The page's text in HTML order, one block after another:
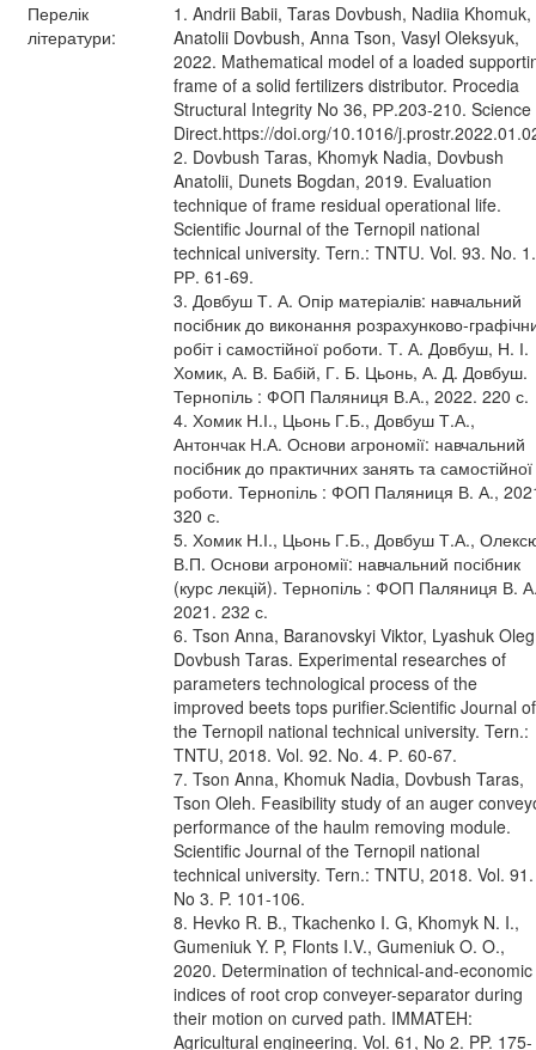
Перелік
літератури:
1. Andrii Babii, Taras Dovbush, Nadiia Khomuk,
Anatolii Dovbush, Anna Tson, Vasyl Oleksyuk,
2022. Mathematical model of a loaded
frame of a solid fertilizers distributor. Procedia
Structural Integrity No 36, РР.203-210. Science
Direct.https://doi.org/10.1016/
2. Dovbush Taras, Khomyk Nadia, Dovbush
Anatolii, Dunets Bogdan, 2019. Evaluation
technique of frame residual operational life.
Scientific Journal of the Ternopil national
technical university. Tern.: TNTU. Vol. 93. No. 1.
РР. 61-69.
3. Довбуш Т. А. Опір матеріалів: навчальний
посібник до виконання розрахунково-
робіт і самостійної роботи. Т. А. Довбуш, Н. І.
Хомик, А. В. Бабій, Г. Б. Цьонь, А. Д. Довбуш.
Тернопіль : ФОП Паляниця В.А., 2022. 220 с.
4. Хомик Н.І., Цьонь Г.Б., Довбуш Т.А.,
Антончак Н.А. Основи агрономії: навчальний
посібник до практичних занять та самостійної
роботи. Тернопіль : ФОП Паляниця В. А.,
320 с.
5. Хомик Н.І., Цьонь Г.Б., Довбуш Т.А.,
В.П. Основи агрономії: навчальний посібник
(курс лекцій). Тернопіль : ФОП Паляниця В.
2021. 232 с.
6. Tson Anna, Baranovskyi Viktor, Lyashuk
Dovbush Taras. Experimental researches of
parameters technological process of the
improved beets tops purifier.Scientific Journal of
the Ternopil national technical university. Tern.:
TNTU, 2018. Vol. 92. No. 4. Р. 60-67.
7. Tson Anna, Khomuk Nadia, Dovbush Taras,
Tson Oleh. Feasibility study of an auger
performance of the haulm removing module.
Scientific Journal of the Ternopil national
technical university. Tern.: TNTU, 2018. Vol. 91.
No 3. P. 101-106.
8. Hevko R. B., Tkachenko I. G, Khomyk N. I.,
Gumeniuk Y. P, Flonts I.V., Gumeniuk O. O.,
2020. Determination of technical-and-economic
indices of root crop conveyer-separator during
their motion on curved path. IMMATEH:
Agricultural engineering. Vol. 61, No 2. PP. 175-